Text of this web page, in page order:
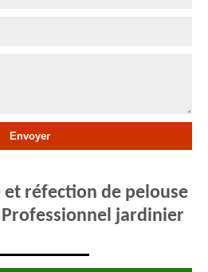
réfection de pelouse
jardinier